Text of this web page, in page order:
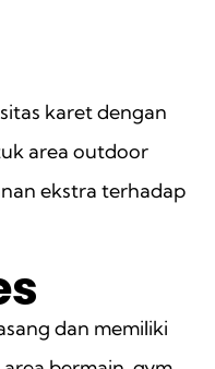
karet dengan
area outdoor
ekstra terhadap
dan memiliki